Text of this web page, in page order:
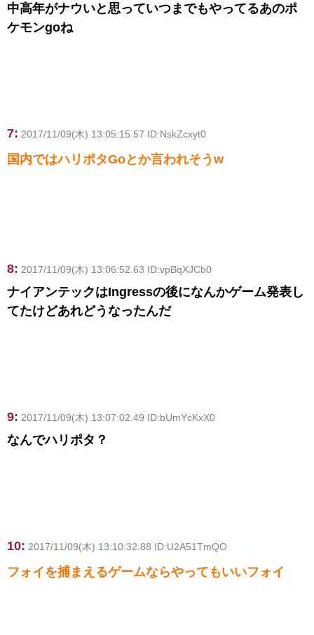
中高年がナウいと思っていつまでもやってるあのポ
ケモンgoね
7: 2017/11/09(木) 13:05:15.57 ID:NskZcxyt0
国内ではハリポタGoとか言われそうw
8: 2017/11/09(木) 13:06:52.63 ID:vpBqXJCb0
ナイアンテックはIngressの後になんかゲーム発表し
てたけどあれどうなったんだ
9: 2017/11/09(木) 13:07:02.49 ID:bUmYcKxX0
なんでハリポタ？
10: 2017/11/09(木) 13:10:32.88 ID:U2A51TmQO
フォイを捕まえるゲームならやってもいいフォイ